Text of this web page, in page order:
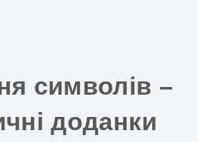
символів –
доданки